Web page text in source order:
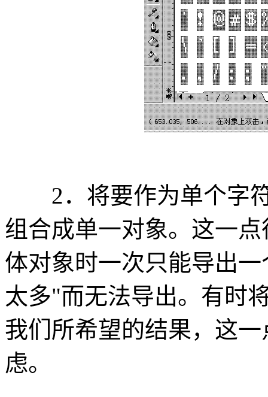
2．将要作为单个字符
组合成单一对象。这一
体对象时一次只能导出
太多"而无法导出。有时
我们所希望的结果，这
虑。